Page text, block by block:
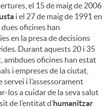
el 15 de maig de 2006
i el 27 de maig de 1991 en
dues oficines han
en la presa de decisions
Durant aquests 20 i 35
ambdues oficines han estat
i empreses de la ciutat,
i l’assessorament
los a cuidar de la seva salut
de l’entitat d’humanitzar